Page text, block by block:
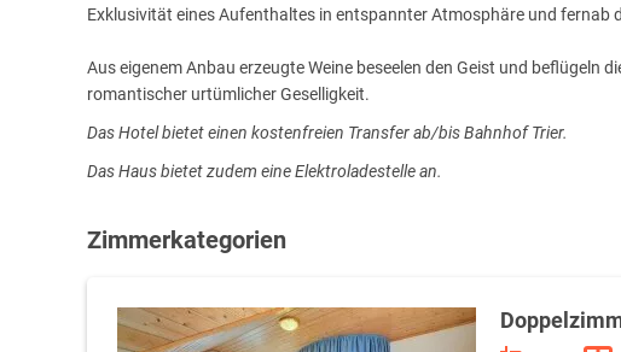
Exklusivität eines Aufenthaltes in entspannter Atmosphäre und fernab
Aus eigenem Anbau erzeugte Weine beseelen den Geist und beflügeln
romantischer urtümlicher Geselligkeit.
Das Hotel bietet einen kostenfreien Transfer ab/bis Bahnhof Trier.
Das Haus bietet zudem eine Elektroladestelle an.
Zimmerkategorien